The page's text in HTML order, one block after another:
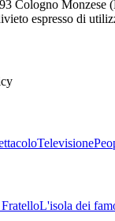
Cologno Monzese
espresso di
Televisione
L'isola dei